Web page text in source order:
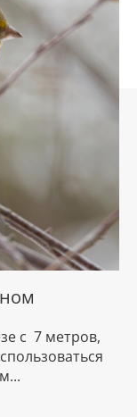
с 7 метров,